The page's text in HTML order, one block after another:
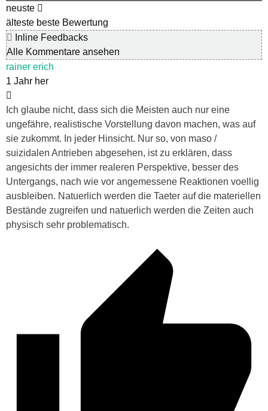
neuste
älteste beste Bewertung
Inline Feedbacks
Alle Kommentare ansehen
rainer erich
1 Jahr her
Ich glaube nicht, dass sich die Meisten auch nur eine
ungefähre, realistische Vorstellung davon machen, was auf
sie zukommt. In jeder Hinsicht. Nur so, von maso /
suizidalen Antrieben abgesehen, ist zu erklären, dass
angesichts der immer realeren Perspektive, besser des
Untergangs, nach wie vor angemessene Reaktionen voellig
ausbleiben. Natuerlich werden die Taeter auf die materiellen
Bestände zugreifen und natuerlich werden die Zeiten auch
physisch sehr problematisch.